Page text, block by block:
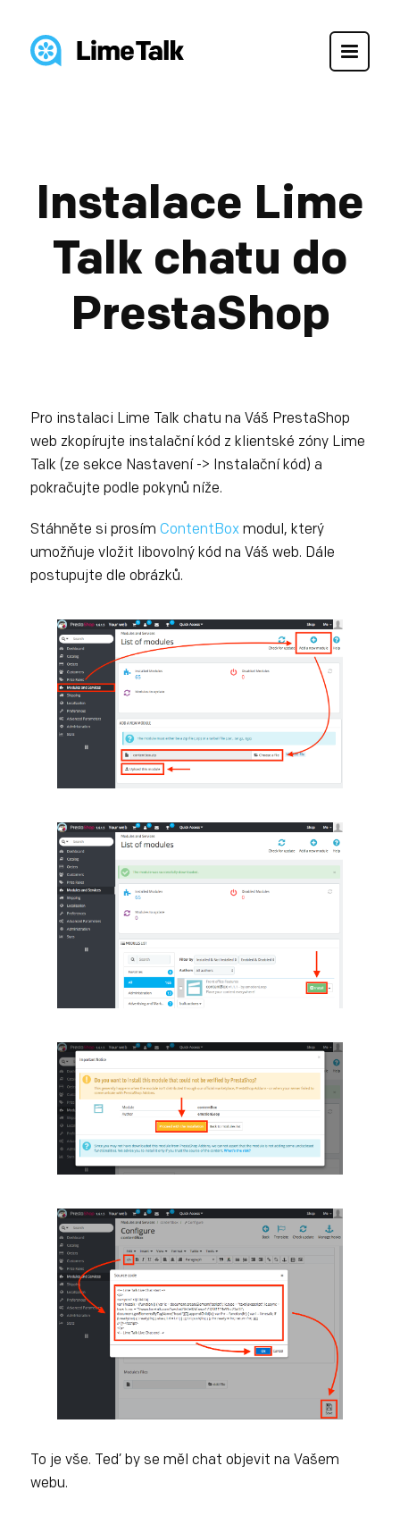
Instalace Lime
Talk chatu do
PrestaShop
Pro instalaci Lime Talk chatu na Váš PrestaShop
web zkopírujte instalační kód z klientské zóny Lime
Talk (ze sekce Nastavení -> Instalační kód) a
pokračujte podle pokynů níže.
Stáhněte si prosím ContentBox modul, který
umožňuje vložit libovolný kód na Váš web. Dále
postupujte dle obrázků.
To je vše. Teď by se měl chat objevit na Vašem
webu.